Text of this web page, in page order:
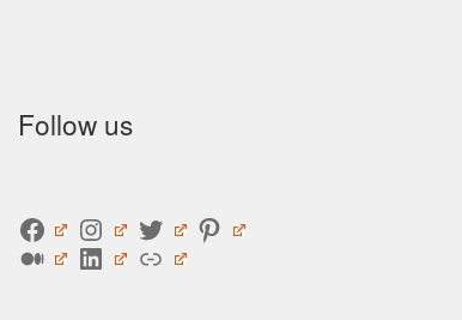
Follow us
FacebookInstagram
TwitterPinterest
MediumLinkedIn
Link